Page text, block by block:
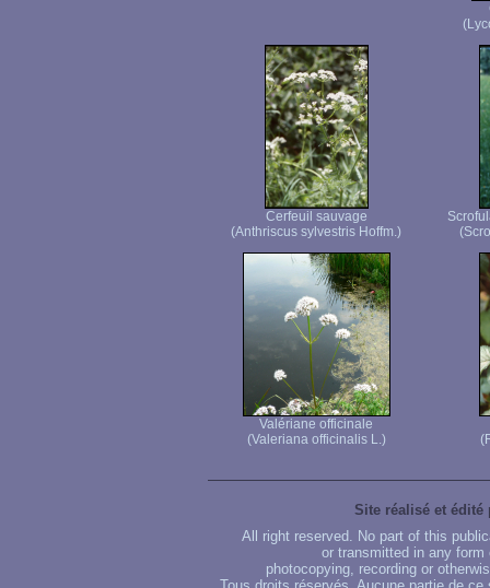
Cerfeuil sauvage
(Anthriscus sylvestris Hoffm.)
Valériane officinale
(Valeriana officinalis L.)
Site réalisé et édité
All right reserved. No part of this
or transmitted in any
photocopying, recording or